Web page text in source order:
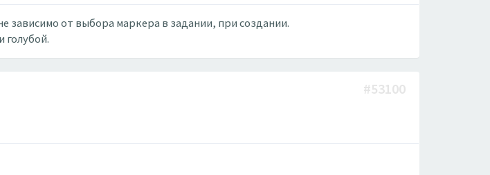
зависимо от выбора маркера в задании, при создании.
голубой.
#53100